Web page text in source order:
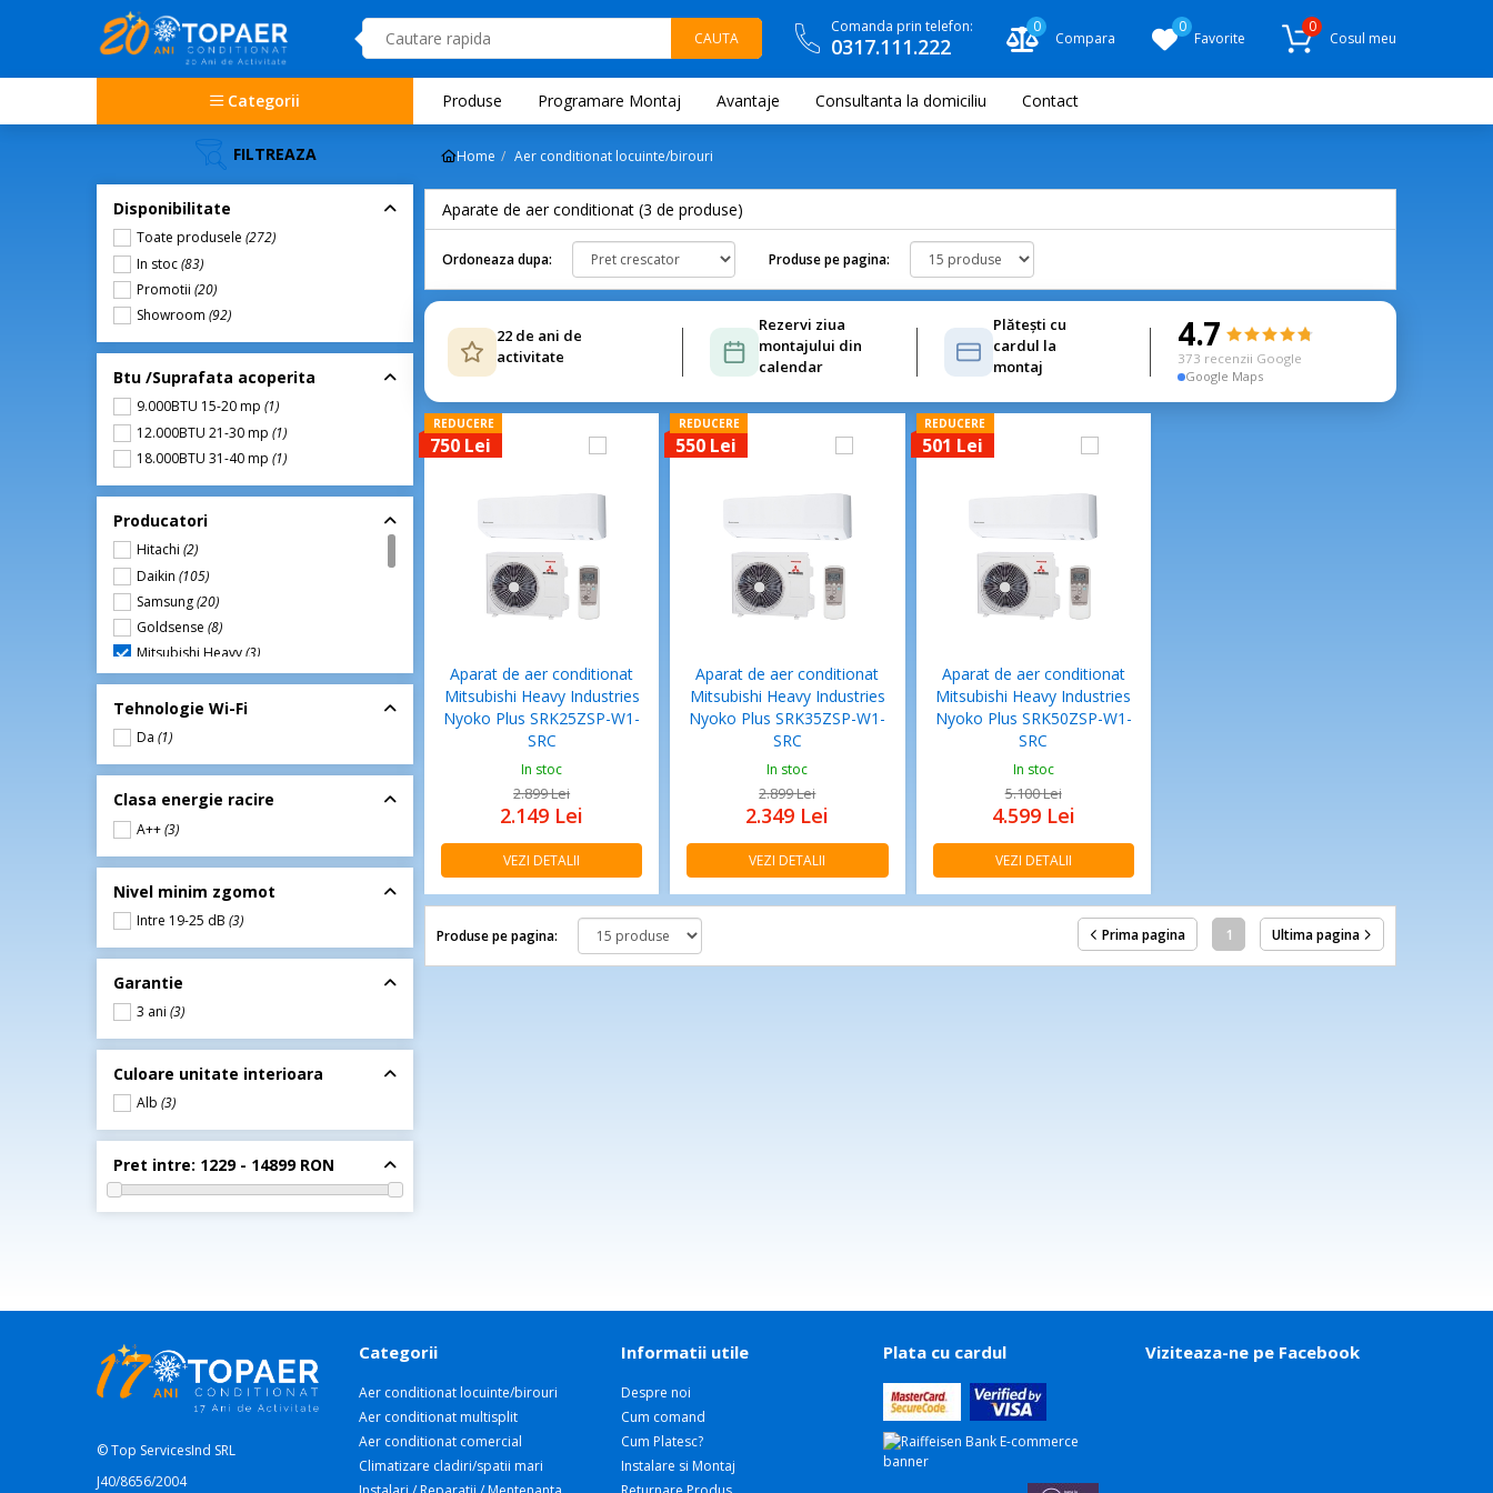
Comanda prin telefon:
0317.111.222 Compara
0
Favorite
0
Cosul meu
0
Categorii Produse Programare Montaj Avantaje Consultanta la domiciliu Contact
FILTREAZA
Disponibilitate
Toate produsele (272)
In stoc(83)
Promotii (20)
Showroom (92)
Btu /Suprafata acoperita
9.000BTU 15-20 mp (1)
12.000BTU 21-30 mp (1)
18.000BTU 31-40 mp (1)
Producatori
Hitachi (2)
Daikin (105)
Samsung(20)
Goldsense (8)
Mitsubishi Heavy(3)
Kyato(4)
Mitsubishi (29)
Haier
LG (31)
Ariston
Bosch(16)
Tesla(1)
Platinium(3)
Yashido(9)
Aux(2)
Tehnologie Wi-Fi
Da (1)
Clasa energie racire
A++(3)
Nivel minim zgomot
Intre 19-25 dB (3)
Garantie
3 ani (3)
Culoare unitate interioara
Alb (3)
Pret intre: 1229 - 14899 RON
Home Aer conditionat locuinte/birouri
Aparate de aer conditionat (3 de produse)
Ordoneaza dupa: Produse pe pagina:
22 de ani de
activitate
Rezervi ziua
montajului din
calendar
Plătești cu
cardul la
montaj
4.7
373 recenzii Google
Google Maps
REDUCERE
750 Lei
Aparat de aer conditionat
Mitsubishi Heavy Industries
Nyoko Plus SRK25ZSP-W1-
SRC
In stoc
2.899Lei
2.149 Lei
VEZI DETALII
REDUCERE
550 Lei
Aparat de aer conditionat
Mitsubishi Heavy Industries
Nyoko Plus SRK35ZSP-W1-
SRC
In stoc
2.899Lei
2.349 Lei
VEZI DETALII
REDUCERE
501 Lei
Aparat de aer conditionat
Mitsubishi Heavy Industries
Nyoko Plus SRK50ZSP-W1-
SRC
In stoc
5.100Lei
4.599 Lei
VEZI DETALII
Produse pe pagina: Prima pagina 1 Ultima pagina
© Top ServicesInd SRL
J40/8656/2004
Categorii
Aer conditionat locuinte/birouri
Aer conditionat multisplit
Aer conditionat comercial
Climatizare cladiri/spatii mari
Informatii utile
Despre noi
Cum comand
Cum Platesc?
Instalare si Montaj
Plata cu cardul Viziteaza-ne pe Facebook